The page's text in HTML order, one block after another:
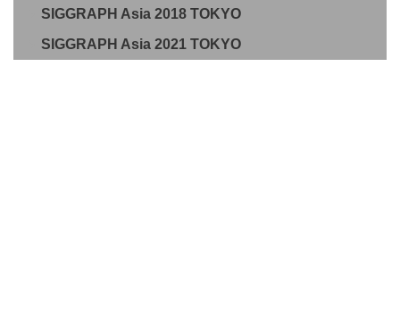
SIGGRAPH Asia 2018 TOKYO
SIGGRAPH Asia 2021 TOKYO